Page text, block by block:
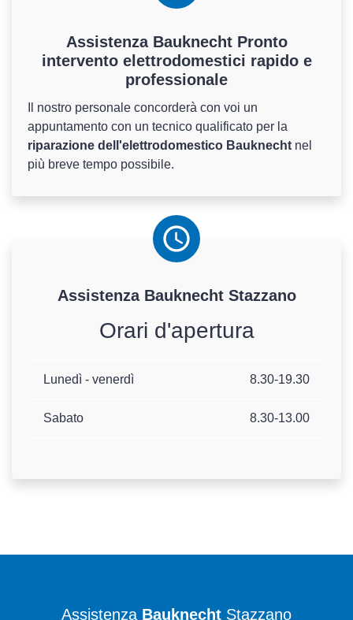
Assistenza Bauknecht Pronto
intervento elettrodomestici rapido e
professionale
Il nostro personale concorderà con voi un
appuntamento con un tecnico qualificato per la
riparazione dell'elettrodomestico Bauknecht nel
più breve tempo possibile.
Assistenza BauknechtStazzano
Orari d'apertura
Lunedì - venerdì 8.30-19.30
Sabato 8.30-13.00
Assistenza Bauknecht Stazzano